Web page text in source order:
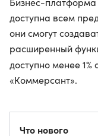
доступна всем
они смогут
расширенный
доступно менее 1%
«Коммерсант».
Что нового